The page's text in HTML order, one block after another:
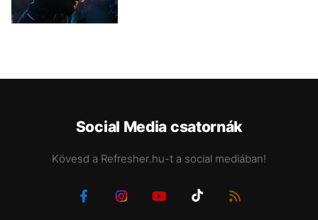
Social Media csatornák
Kövesd a Refresher.hu-t a social mediában!